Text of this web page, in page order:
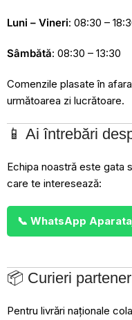
Luni – Vineri: 08:30 –
Sâmbătă: 08:30 – 13:30
Comenzile plasate în
următoarea zi lucrătoare.
📱 Ai întrebări
Echipa noastră este gata
care te interesează:
📞 WhatsApp
📦 Curieri
Pentru livrări naționale